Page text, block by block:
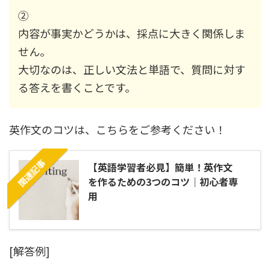
②
内容が事実かどうかは、採点に大きく関係しま
せん。
大切なのは、正しい文法と単語で、質問に対す
る答えを書くことです。
英作文のコツは、こちらをご参考ください！
関連記事
【英語学習者必見】簡単！英作文
を作るための3つのコツ｜初心者専
用
[解答例]